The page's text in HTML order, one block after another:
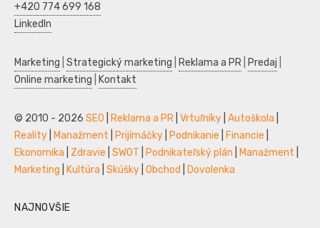
+420 774 699 168
LinkedIn
Marketing Strategický marketing Reklama a PR Predaj
Online marketing
Kontakt
© 2010 - 2026 SEO Reklama a PR Vrtuľníky Autoškola
Reality
Manažment Prijímáčky Podnikanie Financie
Ekonomika
Zdravie SWOT Podnikateľský plán Manažment
Marketing
Kultúra Skúšky Obchod Dovolenka
NAJNOVŠIE